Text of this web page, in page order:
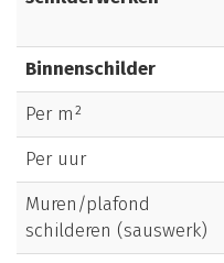
Binnenschilder
Per m²
Per uur
Muren/plafond
schilderen (sauswerk)